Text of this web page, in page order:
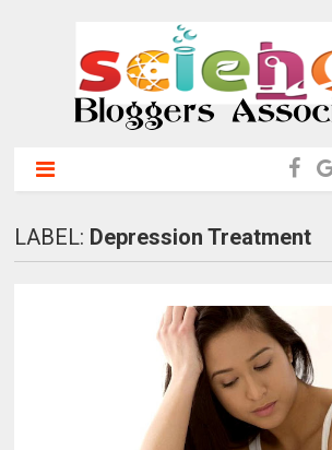
LABEL: Depression Treatment